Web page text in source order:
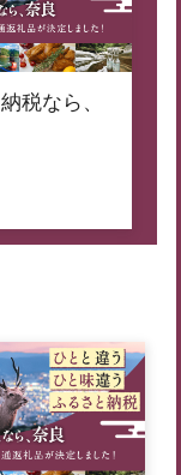
税なら、